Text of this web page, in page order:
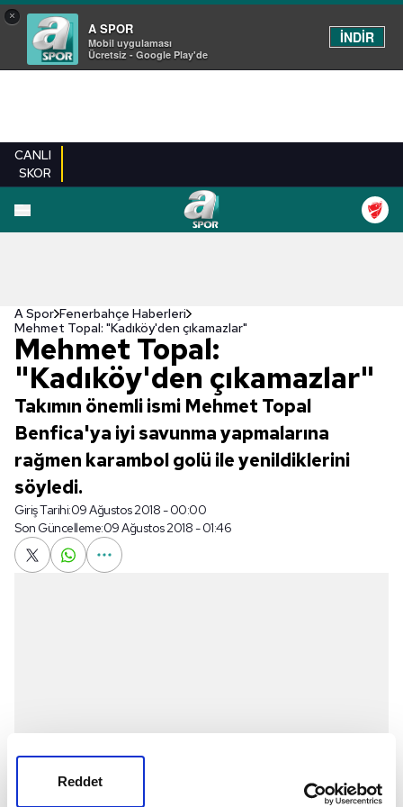
Reddet
×
A SPOR
Mobil uygulaması
Ücretsiz - Google Play'de
İNDİR
CANLI
SKOR
A Spor Fenerbahçe Haberleri
Mehmet Topal: "Kadıköy'den çıkamazlar"
Mehmet Topal:
"Kadıköy'den çıkamazlar"
Takımın önemli ismi Mehmet Topal
Benfica'ya iyi savunma yapmalarına
rağmen karambol golü ile yenildiklerini
söyledi.
Giriş Tarihi:09 Ağustos 2018 - 00:00
Son Güncelleme:09 Ağustos 2018 - 01:46